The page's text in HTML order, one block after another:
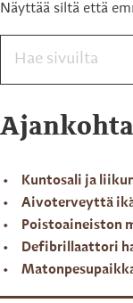
Näyttää siltä että
Kuntosali ja
Aivoterveyttä
Poistoaineiston
Defibrillaattori